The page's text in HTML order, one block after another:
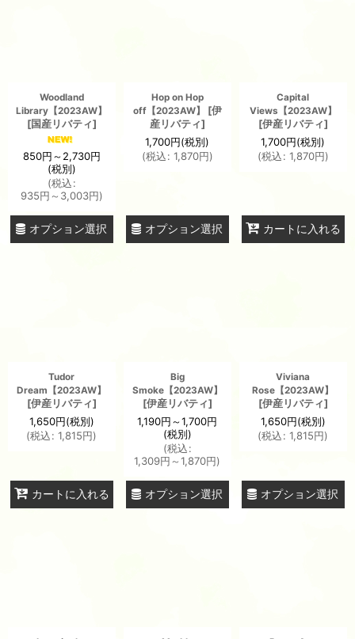
Woodland
Library【2023AW】
[国産リバティ]
850円～2,730円
(税別)
(税込:
935円 ～3,003円)
オプション選択
Hop on Hop
off【2023AW】
[伊
産リバティ]
1,700円(税別)
(税込: 1,870円)
オプション選択
Capital
Views【2023AW】
[伊産リバティ]
1,700円(税別)
(税込: 1,870円)
カートに入れる
Tudor
Dream【2023AW】
[伊産リバティ]
1,650円(税別)
(税込: 1,815円)
カートに入れる
Big
Smoke【2023AW】
[伊産リバティ]
1,190円～1,700円
(税別)
(税込:
1,309円 ～1,870円)
オプション選択
Viviana
Rose【2023AW】
[伊産リバティ]
1,650円(税別)
(税込: 1,815円)
オプション選択